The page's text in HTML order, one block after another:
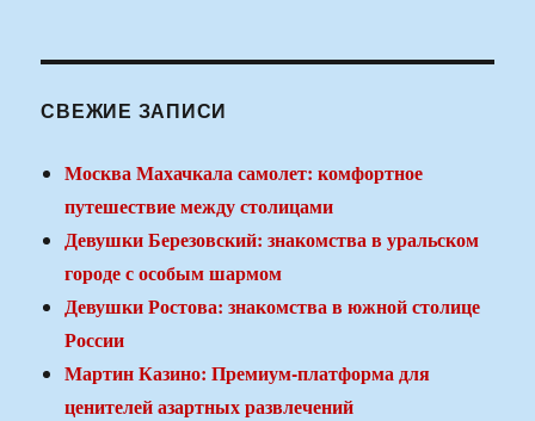
СВЕЖИЕ ЗАПИСИ
Москва Махачкала самолет: комфортное
путешествие между столицами
Девушки Березовский: знакомства в уральском
городе с особым шармом
Девушки Ростова: знакомства в южной столице
России
Мартин Казино: Премиум-платформа для
ценителей азартных развлечений